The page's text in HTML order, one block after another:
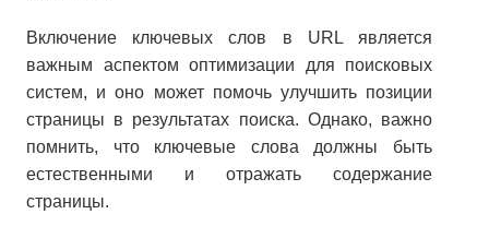
Включение ключевых слов в URL является
важным аспектом оптимизации для поисковых
систем, и оно может помочь улучшить позиции
страницы в результатах поиска. Однако, важно
помнить, что ключевые слова должны быть
естественными и отражать содержание
страницы.